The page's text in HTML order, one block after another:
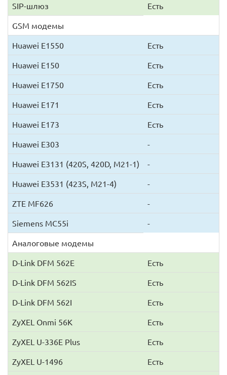
SIP-шлюз
Есть
GSM модемы
Huawei E1550
Есть
Huawei E150
Есть
Huawei E1750
Есть
Huawei E171
Есть
Huawei E173
Есть
Huawei E303
-
Huawei E3131 (420S, 420D, М21-1)
-
Huawei E3531 (423S, M21-4)
-
ZTE MF626
-
Siemens MC55i
-
Аналоговые модемы
D-Link DFM 562E
Есть
D-Link DFM 562IS
Есть
D-Link DFM 562I
Есть
ZyXEL Onmi 56K
Есть
ZyXEL U-336E Plus
Есть
ZyXEL U-1496
Есть